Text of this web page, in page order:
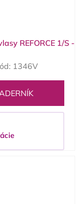
REFORCE 1/S -
1346V